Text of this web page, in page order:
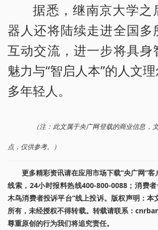
据悉，继南京大学之
器人还将陆续走进全国多
互动交流，进一步将具身
魅力与“智启人本”的人文
多年轻人。
（注：此文属于央广网登载的商业信息，
点，仅供参考。）
更多精彩资讯请在应用市场下载“央广网”
线索，24小时报料热线400-800-0088；消费
木鸟消费者投诉平台”线上投诉。版权声明：本
所有，未经授权不得转载。转载请联系：
尊重原创的行为我们将追究责任。